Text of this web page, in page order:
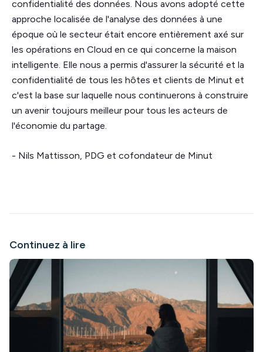
confidentialité des données. Nous avons adopté cette
approche localisée de l'analyse des données à une
époque où le secteur était encore entièrement axé sur
les opérations en Cloud en ce qui concerne la maison
intelligente. Elle nous a permis d'assurer la sécurité et la
confidentialité de tous les hôtes et clients de Minut et
c'est la base sur laquelle nous continuerons à construire
un avenir toujours meilleur pour tous les acteurs de
l'économie du partage.
- Nils Mattisson, PDG et cofondateur de Minut
Continuez à lire